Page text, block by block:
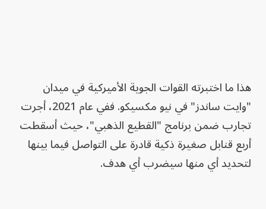
هذا ما اختبرته القوات الجوية الأميركية في ميدان
"وايت ساندز" في نيو مكسيكو. ففي عام 2021، أجرت
تجارب ضمن برنامج "القطيع الذهبي"، حيث أسقطت
أربع قنابل صغيرة ذكية قادرة على التواصل فيما بينها
لتحديد أي منها سيضرب أي هدف.